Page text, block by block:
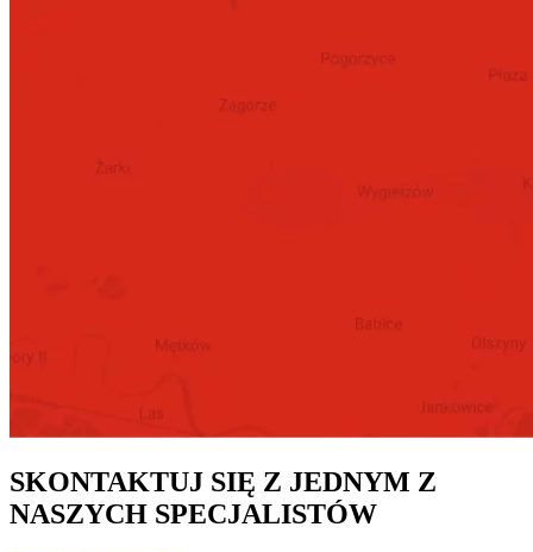
SKONTAKTUJ SIĘ Z JEDNYM Z
NASZYCH SPECJALISTÓW